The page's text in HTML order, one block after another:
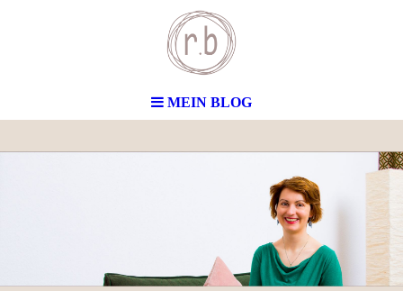
MEIN BLOG